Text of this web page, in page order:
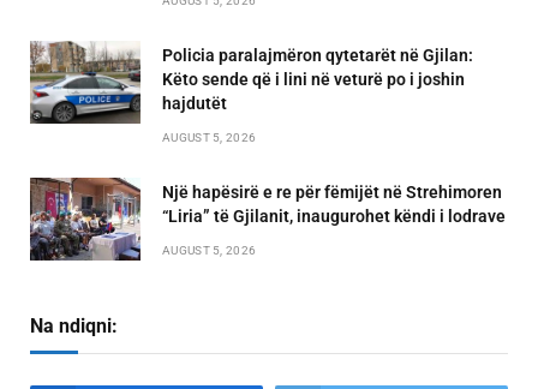
Policia paralajmëron qytetarët në Gjilan:
Këto sende që i lini në veturë po i joshin
hajdutët
AUGUST 5, 2026
Një hapësirë e re për fëmijët në Strehimoren
“Liria” të Gjilanit, inaugurohet këndi i lodrave
AUGUST 5, 2026
Na ndiqni: